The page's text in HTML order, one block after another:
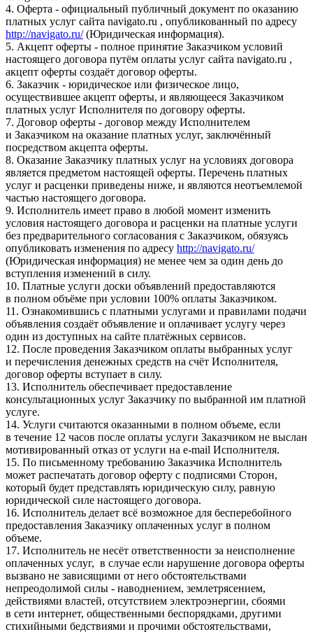
4. Оферта - официальный публичный документ по оказанию
платных услуг сайта navigato.ru , опубликованный по адресу
http://navigato.ru/(Юридическая информация).
5. Акцепт оферты - полное принятие Заказчиком условий
настоящего договора путём оплаты услуг сайта navigato.ru ,
акцепт оферты создаёт договор оферты.
6. Заказчик - юридическое или физическое лицо,
осуществившее акцепт оферты, и являющееся Заказчиком
платных услуг Исполнителя по договору оферты.
7. Договор оферты - договор между Исполнителем
и Заказчиком на оказание платных услуг, заключённый
посредством акцепта оферты.
8. Оказание Заказчику платных услуг на условиях договора
является предметом настоящей оферты. Перечень платных
услуг и расценки приведены ниже, и являются неотъемлемой
частью настоящего договора.
9. Исполнитель имеет право в любой момент изменить
условия настоящего договора и расценки на платные услуги
без предварительного согласования с Заказчиком, обязуясь
опубликовать изменения по адресу http://navigato.ru/
(Юридическая информация) не менее чем за один день до
вступления изменений в силу.
10. Платные услуги доски объявлений предоставляются
в полном объёме при условии 100% оплаты Заказчиком.
11. Ознакомившись с платными услугами и правилами подачи
объявления создаёт объявление и оплачивает услугу через
один из доступных на сайте платёжных сервисов.
12. После проведения Заказчиком оплаты выбранных услуг
и перечисления денежных средств на счёт Исполнителя,
договор оферты вступает в силу.
13. Исполнитель обеспечивает предоставление
консультационных услуг Заказчику по выбранной им платной
услуге.
14. Услуги считаются оказанными в полном объеме, если
в течение 12 часов после оплаты услуги Заказчиком не выслан
мотивированный отказ от услуги на e-mail Исполнителя.
15. По письменному требованию Заказчика Исполнитель
может распечатать договор оферту с подписями Сторон,
который будет представлять юридическую силу, равную
юридической силе настоящего договора.
16. Исполнитель делает всё возможное для бесперебойного
предоставления Заказчику оплаченных услуг в полном
объеме.
17. Исполнитель не несёт ответственности за неисполнение
оплаченных услуг, в случае если нарушение договора оферты
вызвано не зависящими от него обстоятельствами
непреодолимой силы - наводнением, землетрясением,
действиями властей, отсутствием электроэнергии, сбоями
в сети интернет, общественными беспорядками, другими
стихийными бедствиями и прочими обстоятельствами,